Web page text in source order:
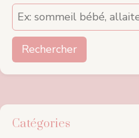
Rechercher
Catégories